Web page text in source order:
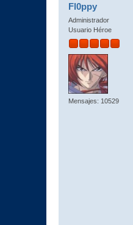
Fl0ppy
Administrador
Usuario Héroe
Mensajes: 10529